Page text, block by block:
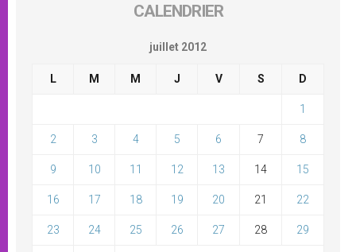
CALENDRIER
juillet 2012
L M M J V S D
1
2 3 4 5 6 7 8
9 10 11 12 13 14 15
16 17 18 19 20 21 22
23 24 25 26 27 28 29